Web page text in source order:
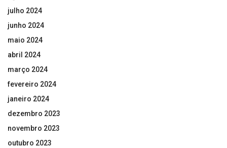
julho 2024
junho 2024
maio 2024
abril 2024
março 2024
fevereiro 2024
janeiro 2024
dezembro 2023
novembro 2023
outubro 2023